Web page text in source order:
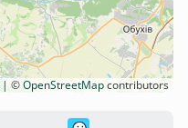
| ©OpenStreetMapcontributors